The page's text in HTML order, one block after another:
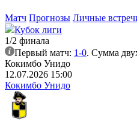
Матч Прогнозы Личные
Кубок лиги
1/2 финала
Первый матч: 1-0. Сумма
Кокимбо Унидо
12.07.2026 15:00
Кокимбо Унидо